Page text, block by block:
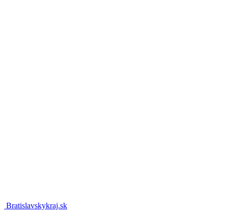
Bratislavskykraj.sk